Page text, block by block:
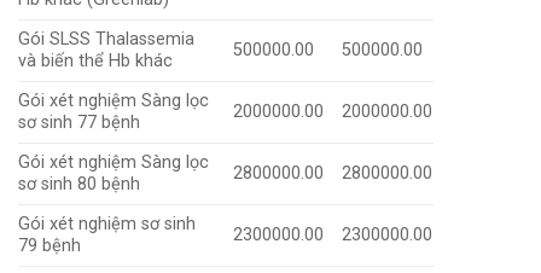
Gói SLSS Thalassemia
và biến thể Hb khác
500000.00 500000.00
Gói xét nghiệm Sàng lọc
sơ sinh 77 bệnh
2000000.00 2000000.00
Gói xét nghiệm Sàng lọc
sơ sinh 80 bệnh
2800000.00 2800000.00
Gói xét nghiệm sơ sinh
79 bệnh
2300000.00 2300000.00